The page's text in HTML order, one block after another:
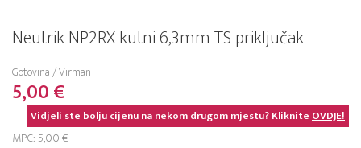
Neutrik NP2RX kutni 6,3mm TS priključak
Gotovina / Virman
5,00 €
Vidjeli ste bolju cijenu na nekom drugom mjestu? KlikniteOVDJE!
MPC: 5,00 €